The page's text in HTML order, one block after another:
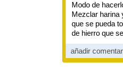
Modo de
Mezclar harina
que se pueda
de hierro que
añadir